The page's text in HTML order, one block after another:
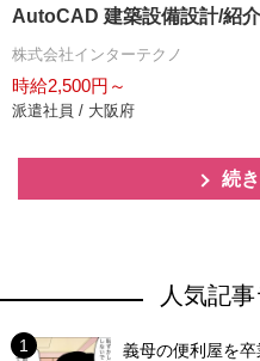
AutoCAD 建築設備設計/紹
株式会社インターテクノ
時給2,500円～
派遣社員 / 大阪府
続
人気記
義母の便利屋を